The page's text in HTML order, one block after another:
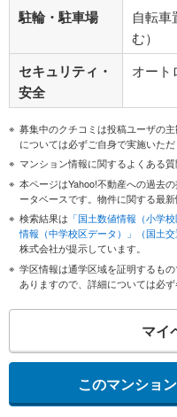
駐輪・駐車場
自転車
む）
セキュリティ・
安全
オート
募集中のクチコミは投稿ユーザの
については必ずご自身で実施いただ
マンション情報に関するよくある質
本ページはYahoo!不動産への過去
ータベースです。物件に関する最
検索結果は 「国土数値情報（小学
情報（中学校区データ）」（国土交
株式会社が提示しています。
学区情報は通学区域を証明するも
ありますので、詳細については必
マイ
このマンショ